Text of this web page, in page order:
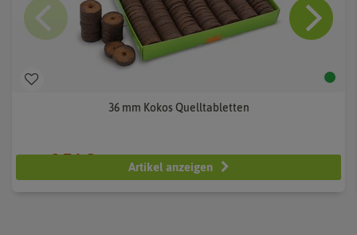
36 mm Kokos Quelltabletten
2,74 € Artikel anzeigen